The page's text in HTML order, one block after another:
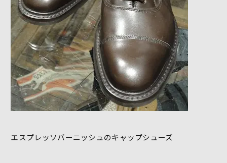
エスプレッソバーニッシュのキャップシューズ